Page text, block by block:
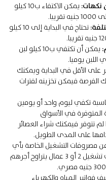
نكهات:
يمكن الاكتفاء ب10 كيلو
تحتاج في البداية إلى 10 كيلو
يمكن أن تكتفي ب10 كيلو لبن
يوميا.
كيلو سكر على الأقل في البداية ويمكنك
الفرصة فيمكن تخزينه لفترات
تكفي ليوم واحد أو يومين
المتوفرة في الأسواق
تتوفر فيمكنك شراء العصائر
على المدى الطويل.
مصروفات التشغيل الخاصة بأي
مشروع تجاري، ويحتاج الكافيه إلى تشغيل 2 أو 3 عمال يتراوح أجرهم